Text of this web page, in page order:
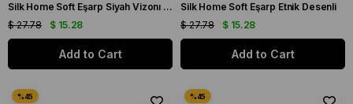
Silk Home Soft Eşarp Siyah Vizonı Geometrik Desen
$ 15.28
$ 27.78
Add to Cart
Silk Home Soft Eşarp Etnik Desenli
$ 15.28
$ 27.78
Add to Cart